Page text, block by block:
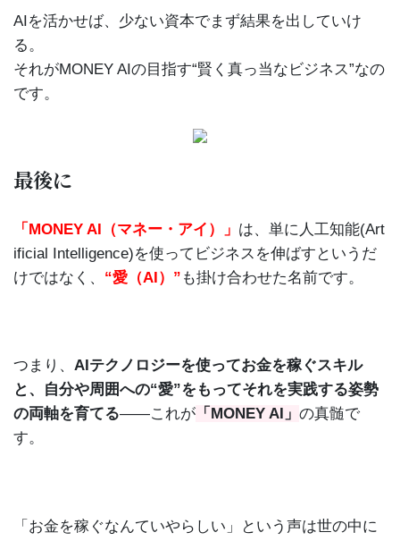
AIを活かせば、少ない資本でまず結果を出していけ
る。
それがMONEY AIの目指す“賢く真っ当なビジネス”なの
です。
最後に
「MONEY AI（マネー・アイ）」 は、単に人工知能(Art
ificial Intelligence)を使ってビジネスを伸ばすというだ
けではなく、 “愛（AI）” も掛け合わせた名前です。
つまり、 AIテクノロジーを使ってお金を稼ぐスキル
と、自分や周囲への“愛”をもってそれを実践する姿勢
の両軸を育てる――これが 「MONEY AI」 の真髄で
す。
「お金を稼ぐなんていやらしい」という声は世の中に